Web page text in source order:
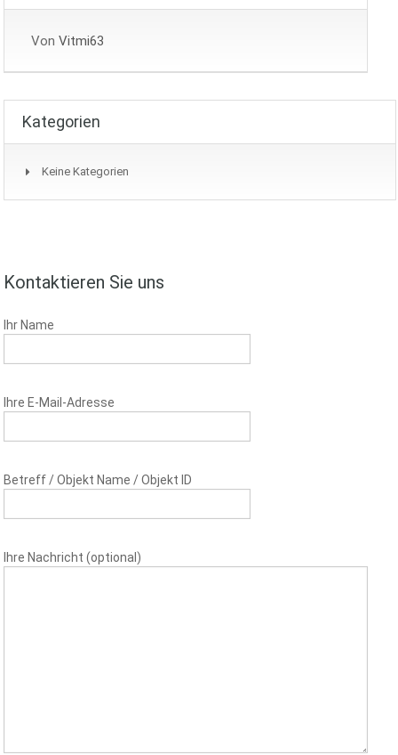
Von Vitmi63
Kategorien
Keine Kategorien
Kontaktieren Sie uns
Ihr Name
Ihre E-Mail-Adresse
Betreff / Objekt Name / Objekt ID
Ihre Nachricht (optional)